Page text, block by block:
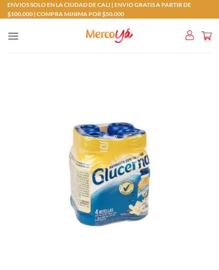
Saltar
al
ENVIOS SOLO EN LA CIUDAD DE CALI | ENVIO GRATIS A PARTIR DE
$100.000 | COMPRA MINIMA POR $50.000